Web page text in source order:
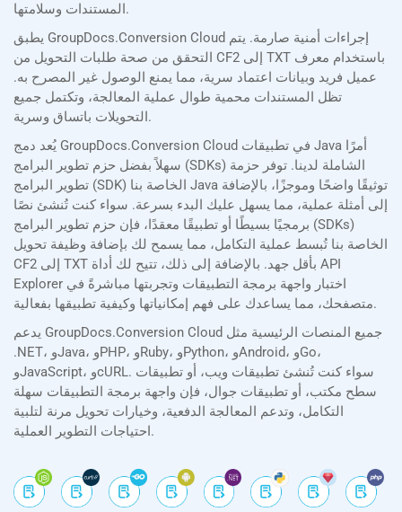
المستندات وسلامتها.
يطبق GroupDocs.Conversion Cloud إجراءات أمنية صارمة. يتم
التحقق من صحة طلبات التحويل من CF2 إلى TXT باستخدام معرف
عميل فريد وبيانات اعتماد سرية، مما يمنع الوصول غير المصرح به.
تظل المستندات محمية طوال عملية المعالجة، وتكتمل جميع
التحويلات باتساق وسرية.
يُعد دمج GroupDocs.Conversion Cloud في تطبيقات Java أمرًا
سهلاً بفضل حزم تطوير البرامج (SDKs) الشاملة لدينا. توفر حزمة
تطوير البرامج (SDK) الخاصة بنا Java توثيقًا واضحًا وموجزًا، بالإضافة
إلى أمثلة عملية، مما يسهل عليك البدء بسرعة. سواء كنت تُنشئ نصًا
برمجيًا بسيطًا أو تطبيقًا معقدًا، فإن حزم تطوير البرامج (SDKs)
الخاصة بنا تُبسط عملية التكامل، مما يسمح لك بإضافة وظيفة تحويل
CF2 إلى TXT بأقل جهد. بالإضافة إلى ذلك، تتيح لك أداة API
Explorer اختبار واجهة برمجة التطبيقات وتجربتها مباشرةً في
متصفحك، مما يساعدك على فهم إمكانياتها وكيفية تطبيقها بفعالية.
يدعم GroupDocs.Conversion Cloud جميع المنصات الرئيسية مثل
.NET، وJava، وPHP، وRuby، وPython، وAndroid، وGo،
وJavaScript، وcURL. سواء كنت تُنشئ تطبيقات ويب، أو تطبيقات
سطح مكتب، أو تطبيقات جوال، فإن واجهة برمجة التطبيقات سهلة
التكامل، وتدعم المعالجة الدفعية، وخيارات تحويل مرنة لتلبية
احتياجات التطوير العملية.